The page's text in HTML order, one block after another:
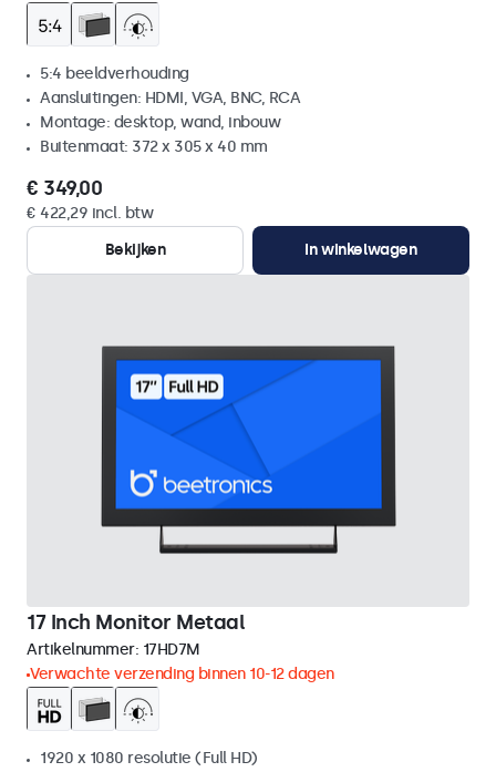
5:4 beeldverhouding
Aansluitingen: HDMI, VGA, BNC, RCA
Montage: desktop, wand, inbouw
Buitenmaat: 372 x 305 x 40 mm
€ 349,00
€ 422,29 incl. btw
Bekijken
In winkelwagen
17 Inch Monitor Metaal
Artikelnummer: 17HD7M
Verwachte verzending binnen 10-12 dagen
1920 x 1080 resolutie (Full HD)